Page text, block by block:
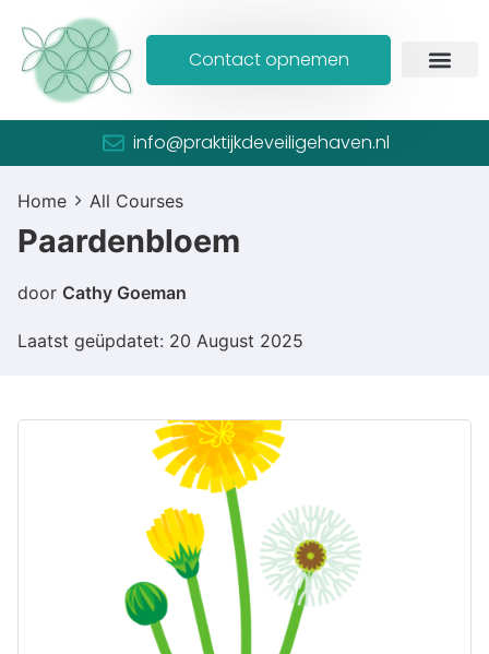
Contact opnemen
info@praktijkdeveiligehaven.nl
Home All Courses
Paardenbloem
door Cathy Goeman
Laatst geüpdatet: 20 August 2025